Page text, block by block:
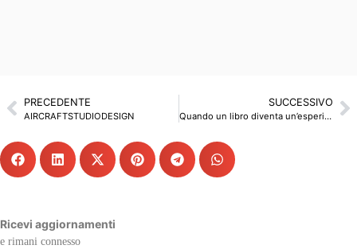
PRECEDENTE
AIRCRAFTSTUDIODESIGN
SUCCESSIVO
Quando un libro diventa un’esperienza: il nuovo manuale sulle malattie autoimmuni
Ricevi aggiornamenti
e rimani connesso